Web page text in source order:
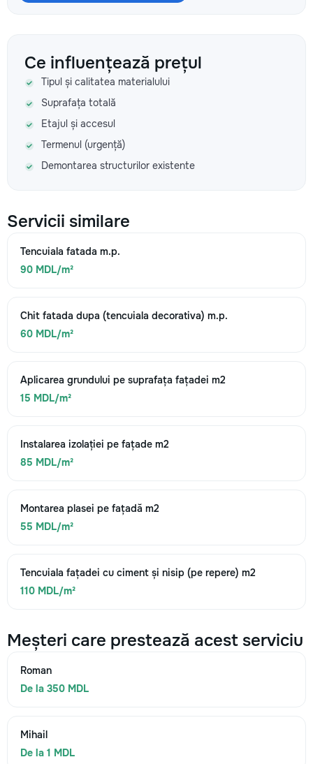
Ce influențează prețul
Tipul și calitatea materialului
Suprafața totală
Etajul și accesul
Termenul (urgență)
Demontarea structurilor existente
Servicii similare
Tencuiala fatada m.p.
90 MDL/m²
Chit fatada dupa (tencuiala decorativa) m.p.
60 MDL/m²
Aplicarea grundului pe suprafața fațadei m2
15 MDL/m²
Instalarea izolației pe fațade m2
85 MDL/m²
Montarea plasei pe fațadă m2
55 MDL/m²
Tencuiala fațadei cu ciment și nisip (pe repere) m2
110 MDL/m²
Meșteri care prestează acest serviciu
Roman
De la 350 MDL
Mihail
De la 1 MDL